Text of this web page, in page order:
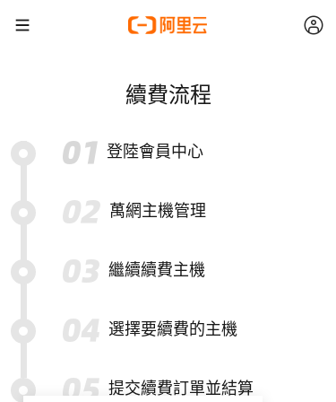
續費流程
登陸會員中心
萬網主機管理
繼續續費主機
選擇要續費的主機
提交續費訂單並結算